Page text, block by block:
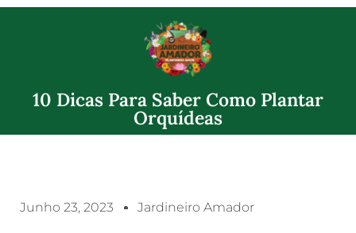
10 Dicas Para Saber Como Plantar
Orquídeas
Junho 23, 2023 Jardineiro Amador